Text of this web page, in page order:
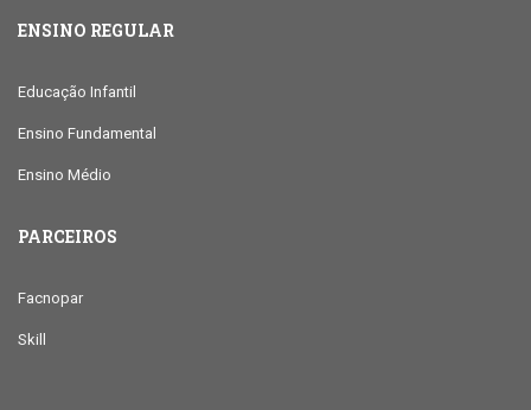
ENSINO REGULAR
Educação Infantil
Ensino Fundamental
Ensino Médio
PARCEIROS
Facnopar
Skill